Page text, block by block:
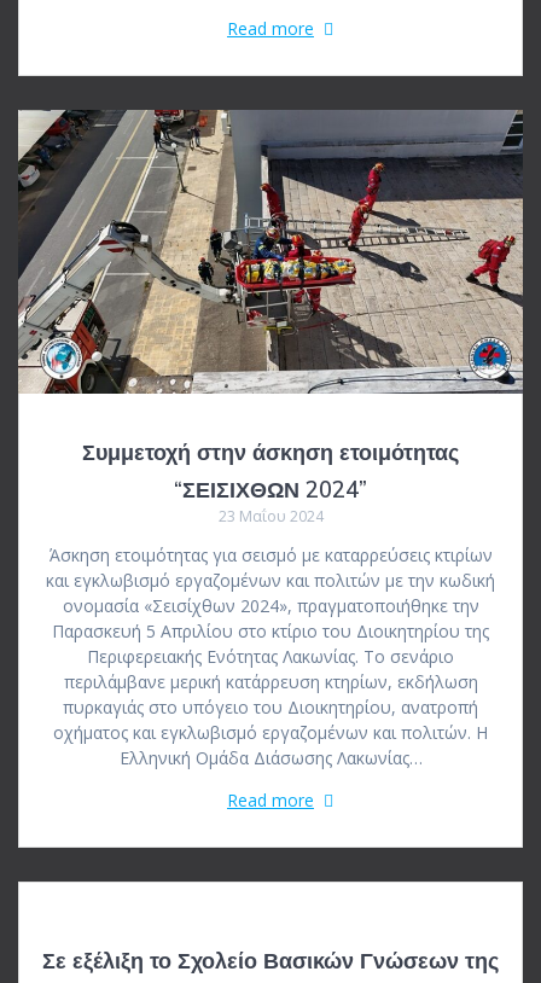
Read more
Συμμετοχή στην άσκηση ετοιμότητας
“ΣΕΙΣΙΧΘΩΝ 2024”
23 Μαΐου 2024
Άσκηση ετοιμότητας για σεισμό με καταρρεύσεις κτιρίων
και εγκλωβισμό εργαζομένων και πολιτών με την κωδική
ονομασία «Σεισίχθων 2024», πραγματοποιήθηκε την
Παρασκευή 5 Απριλίου στο κτίριο του Διοικητηρίου της
Περιφερειακής Ενότητας Λακωνίας. Το σενάριο
περιλάμβανε μερική κατάρρευση κτηρίων, εκδήλωση
πυρκαγιάς στο υπόγειο του Διοικητηρίου, ανατροπή
οχήματος και εγκλωβισμό εργαζομένων και πολιτών. Η
Ελληνική Ομάδα Διάσωσης Λακωνίας…
Read more
Σε εξέλιξη το Σχολείο Βασικών Γνώσεων της